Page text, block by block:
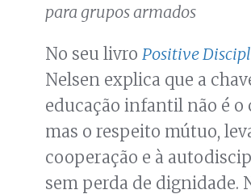
para grupos armados
No seu livro Positive
Nelsen explica que a
educação infantil não é o
mas o respeito mútuo,
cooperação e à
sem perda de dignidade.